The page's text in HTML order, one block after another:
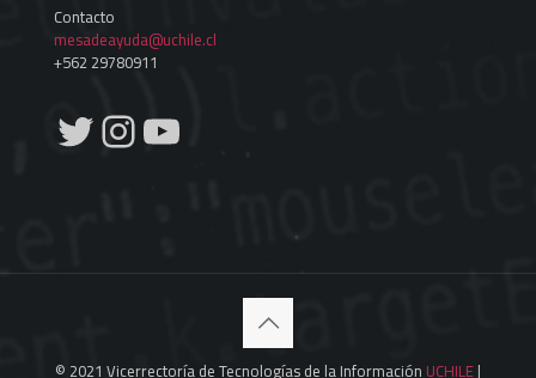
Contacto
mesadeayuda@uchile.cl
+562 29780911
Twitter
Instagram
YouTube
© 2021 Vicerrectoría de Tecnologías de la Información UCHILE|